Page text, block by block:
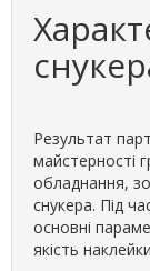
Результат
майстерності
обладнання,
снукера. Під
основні
якість